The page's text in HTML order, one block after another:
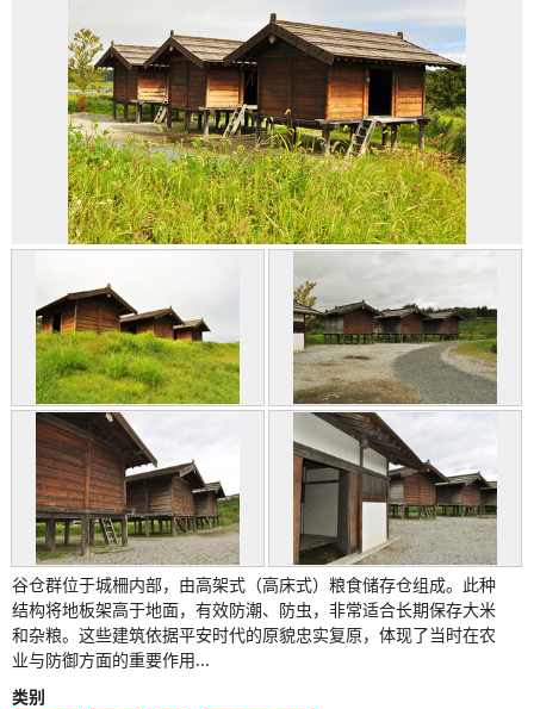
谷仓群位于城柵内部，由高架式（高床式）粮食储存仓组成。此种
结构将地板架高于地面，有效防潮、防虫，非常适合长期保存大米
和杂粮。这些建筑依据平安时代的原貌忠实复原，体现了当时在农
业与防御方面的重要作用...
类别